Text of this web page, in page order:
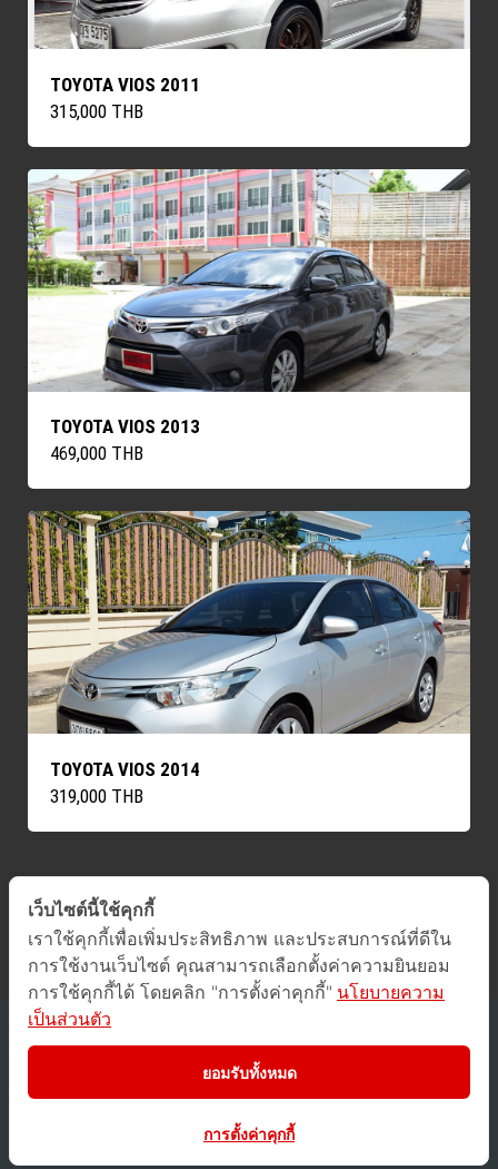
TOYOTA VIOS 2011
315,000 THB
TOYOTA VIOS 2013
469,000 THB
TOYOTA VIOS 2014
319,000 THB
All Rights Reserved.
Privacy Policy/Terms of Use
เว็บไซต์นี้ใช้คุกกี้
เราใช้คุกกี้เพื่อเพิ่มประสิทธิภาพ และประสบการณ์ที่ดีใน
การใช้งานเว็บไซต์ คุณสามารถเลือกตั้งค่าความยินยอม
การใช้คุกกี้ได้ โดยคลิก "การตั้งค่าคุกกี้" นโยบายความ
เป็นส่วนตัว
ยอมรับทั้งหมด
การตั้งค่าคุกกี้